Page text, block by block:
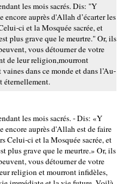
les mois sacrés. Dis: "Y
encore auprès d'Allah d’écarter les
ci et la Mosquée sacrée, et
plus grave que le meurtre." Or, ils
vous détourner de votre
de leur religion,mourront
dans ce monde et dans l’Au-
éternellement.
les mois sacrés. - Dis: «Y
encore auprès d'Allah est de faire
Celui-ci et la Mosquée sacrée, et
plus grave que le meurtre.» Or, ils
vous détourner de votre
religion et mourront infidèles,